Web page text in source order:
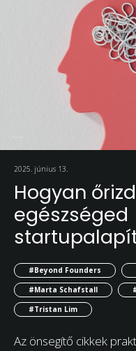
2025. június 13.
Hogyan
egészséged
#Beyond Founders
#Marta Schafstall
#Tristan Lim
Az önsegítő cikkek